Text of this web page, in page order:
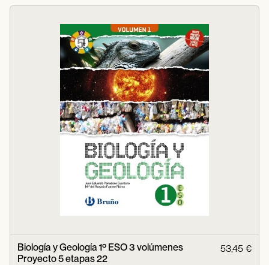
Biología y Geología 1º ESO 3 volúmenes
Proyecto 5 etapas 22
53,45 €